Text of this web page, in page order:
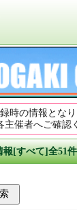
時の情報となり
主催者へご確認
情報[すべて]全